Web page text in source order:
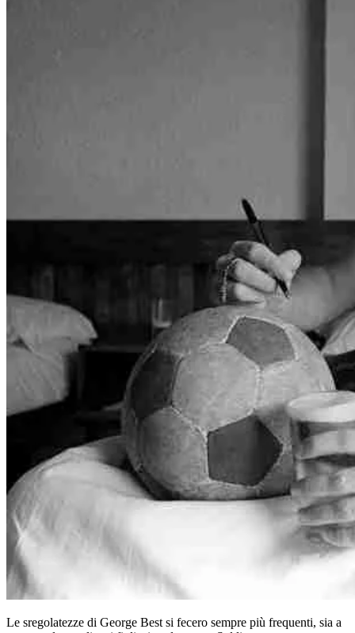
Le sregolatezze di George Best si fecero sempre più frequenti, sia a